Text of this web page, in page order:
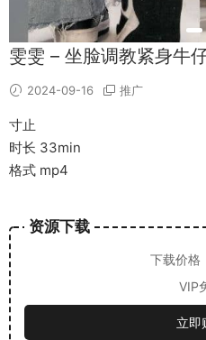
雯雯 – 坐脸调教紧身牛
2024-09-16 推广
寸止
时长 33min
格式 mp4
资源下载
下载价格
VIP
立即